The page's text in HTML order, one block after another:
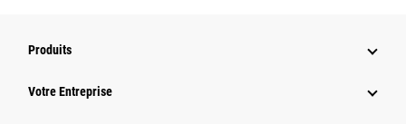
Produits
Votre Entreprise